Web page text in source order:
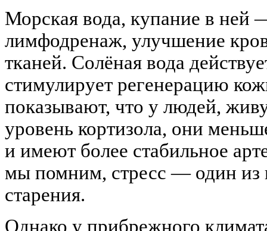
Морская вода, купание в ней
лимфодренаж, улучшение
тканей. Солёная вода
стимулирует регенерацию
показывают, что у людей,
уровень кортизола, они
и имеют более стабильное
мы помним, стресс — один из
старения.
Однако у прибрежного